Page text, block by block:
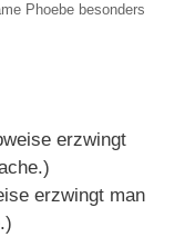
Phoebe besonders
erzwingt
erzwingt man